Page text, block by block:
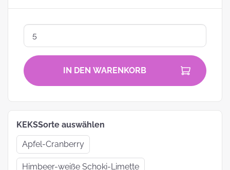
IN DEN WARENKORB
KEKSSorte auswählen
Apfel-Cranberry
Himbeer-weiße Schoki-Limette